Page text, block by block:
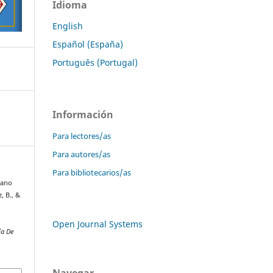
B., &
De
Idioma
English
Español (España)
Português (Portugal)
Información
Para lectores/as
Para autores/as
Para bibliotecarios/as
Open Journal Systems